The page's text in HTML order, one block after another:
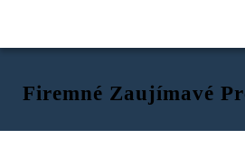
Firemné Zaujímavé